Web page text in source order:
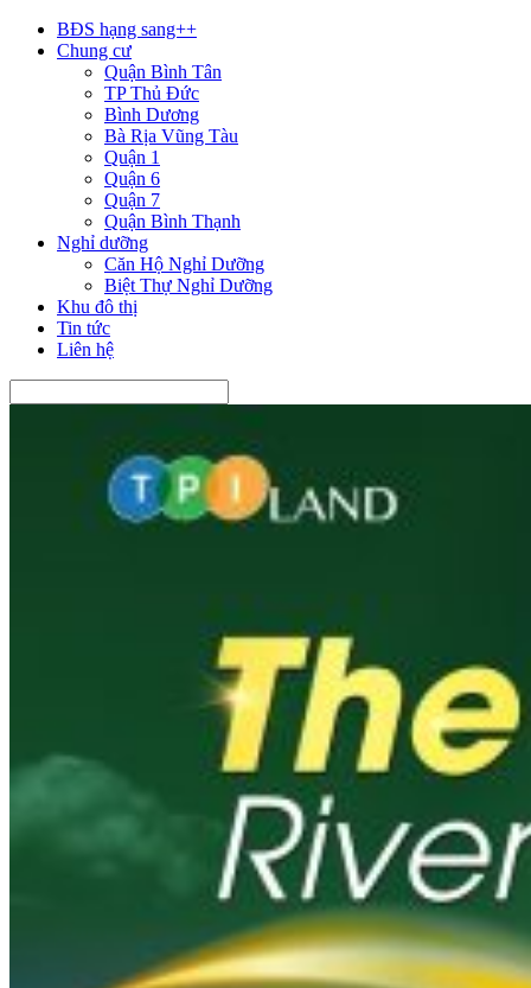
BĐS hạng sang++
Chung cư
Quận Bình Tân
TP Thủ Đức
Bình Dương
Bà Rịa Vũng Tàu
Quận 1
Quận 6
Quận 7
Quận Bình Thạnh
Nghỉ dưỡng
Căn Hộ Nghỉ Dưỡng
Biệt Thự Nghỉ Dưỡng
Khu đô thị
Tin tức
Liên hệ